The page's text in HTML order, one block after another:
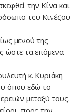
την Κίνα και
του Κινέζου
μενού της
ώστε τα επόμενα
κ. Κυριάκη
όπου εδώ το
μεταξύ τους.